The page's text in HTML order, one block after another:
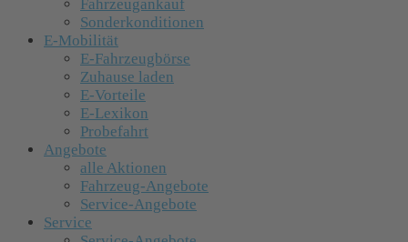
Fahrzeugankauf
Sonderkonditionen
E-Mobilität
E-Fahrzeugbörse
Zuhause laden
E-Vorteile
E-Lexikon
Probefahrt
Angebote
alle Aktionen
Fahrzeug-Angebote
Service-Angebote
Service